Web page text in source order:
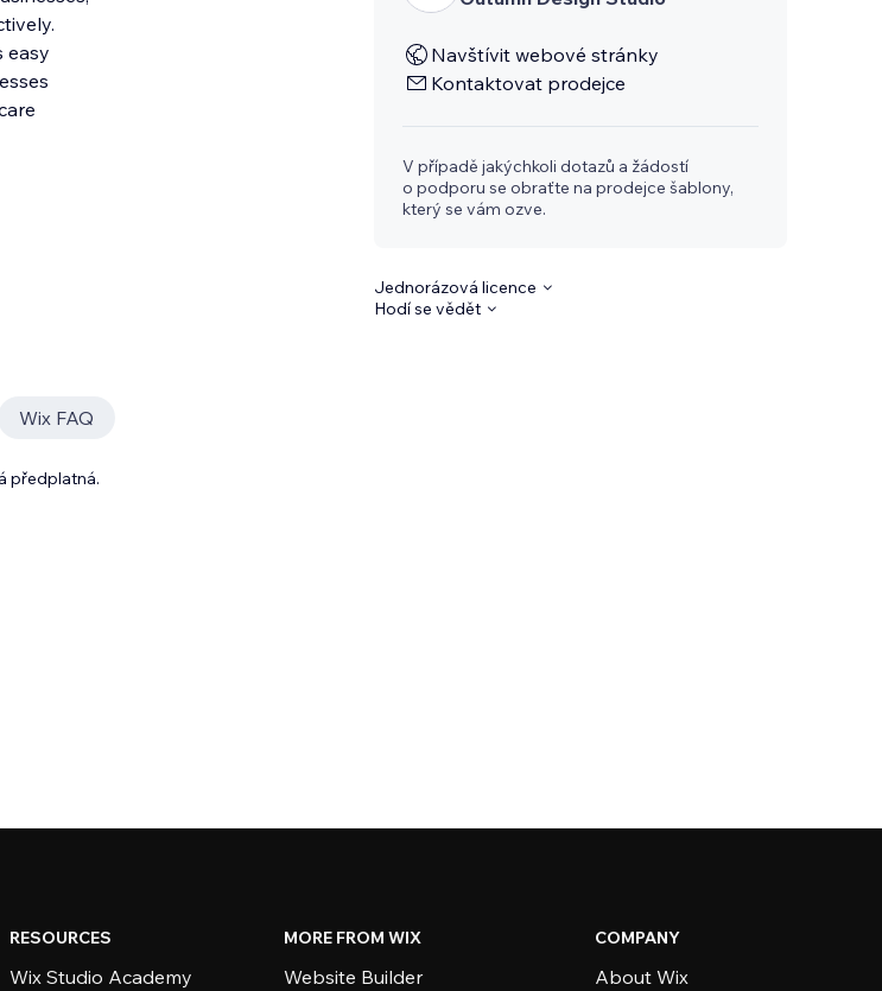
easy
Navštívit webové stránky
Kontaktovat prodejce
V případě jakýchkoli dotazů a žádostí
o podporu se obraťte na prodejce šablony,
který se vám ozve.
Jednorázová licence
Hodí se vědět
Wix FAQ
předplatná.
RESOURCES
Wix Studio Academy
MORE FROM WIX
Website Builder
COMPANY
About Wix